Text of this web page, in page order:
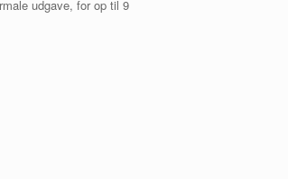
udgave, for op til 9